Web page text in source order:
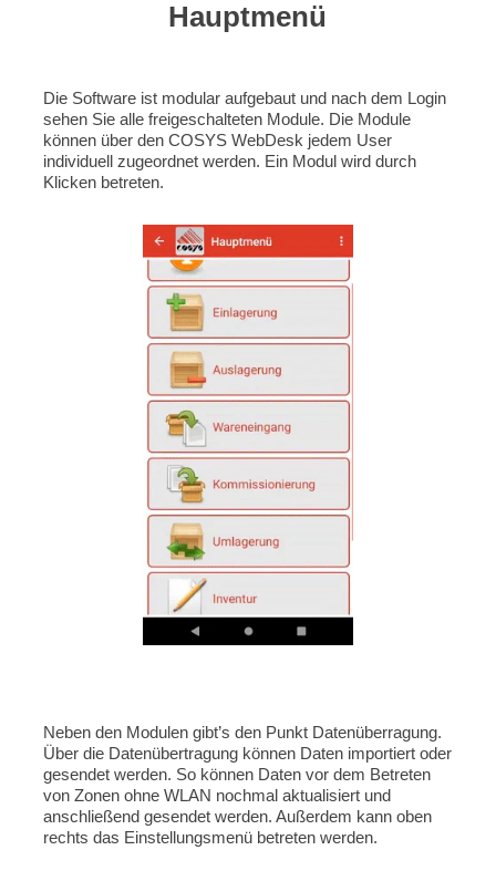
Hauptmenü
Die Software ist modular aufgebaut und nach dem Login
sehen Sie alle freigeschalteten Module. Die Module
können über den COSYS WebDesk jedem User
individuell zugeordnet werden. Ein Modul wird durch
Klicken betreten.
Neben den Modulen gibt’s den Punkt Datenüberragung.
Über die Datenübertragung können Daten importiert oder
gesendet werden. So können Daten vor dem Betreten
von Zonen ohne WLAN nochmal aktualisiert und
anschließend gesendet werden. Außerdem kann oben
rechts das Einstellungsmenü betreten werden.